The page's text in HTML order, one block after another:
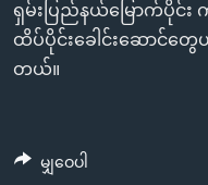
ကြည့်
ရန်
ရှာဖွေ
သို့
ဘာသာစကားများ
ရှမ်းပြည်နယ်မြောက်ပိုင်
ထိပ်ပိုင်းခေါင်းဆောင်တွ
တယ်။
မျှဝေပါ